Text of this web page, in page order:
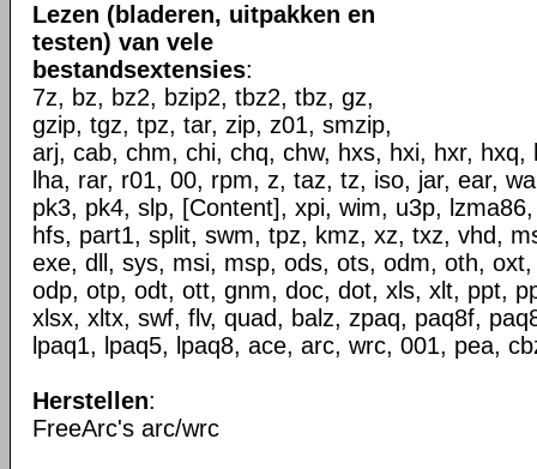
Lezen (bladeren, uitpakken en
testen) van vele
bestandsextensies:
7z, bz, bz2, bzip2, tbz2, tbz, gz,
gzip, tgz, tpz, tar, zip, z01, smzip,
arj, cab, chm, chi, chq, chw, hxs, hxi, hxr, hxq,
lha, rar, r01, 00, rpm, z, taz, tz, iso, jar, ear,
pk3, pk4, slp, [Content], xpi, wim, u3p,
hfs, part1, split, swm, tpz, kmz, xz, txz, vhd,
exe, dll, sys, msi, msp, ods, ots, odm, oth,
odp, otp, odt, ott, gnm, doc, dot, xls, xlt, ppt,
xlsx, xltx, swf, flv, quad, balz, zpaq, paq8f,
lpaq1, lpaq5, lpaq8, ace, arc, wrc, 001, pea,
Herstellen:
FreeArc's arc/wrc